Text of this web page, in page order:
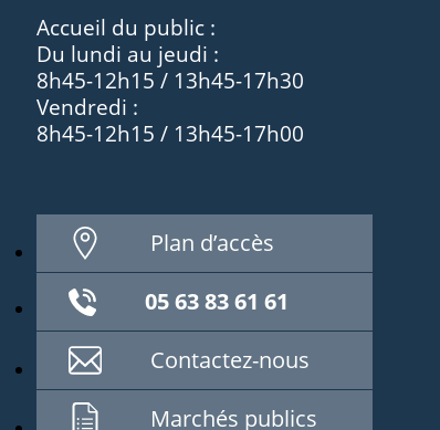
Accueil du public :
Du lundi au jeudi :
8h45-12h15 / 13h45-17h30
Vendredi :
8h45-12h15 / 13h45-17h00
Plan d’accès
05 63 83 61 61
Contactez-nous
Marchés publics